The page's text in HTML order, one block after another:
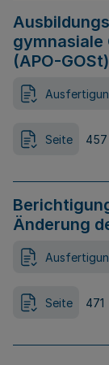
gymnasiale
(APO-GOSt)
Seite 457
Änderung
Seite 471